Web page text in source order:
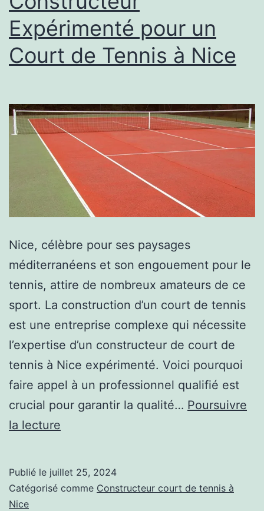
Expérimenté pour un
Court de Tennis à Nice
Nice, célèbre pour ses paysages
méditerranéens et son engouement pour le
tennis, attire de nombreux amateurs de ce
sport. La construction d’un court de tennis
est une entreprise complexe qui nécessite
l’expertise d’un constructeur de court de
tennis à Nice expérimenté. Voici pourquoi
faire appel à un professionnel qualifié est
crucial pour garantir la qualité… Poursuivre
la lecture
Constructeur
Publié le juillet 25, 2024
Catégorisé comme Constructeur court de tennis à
Nice